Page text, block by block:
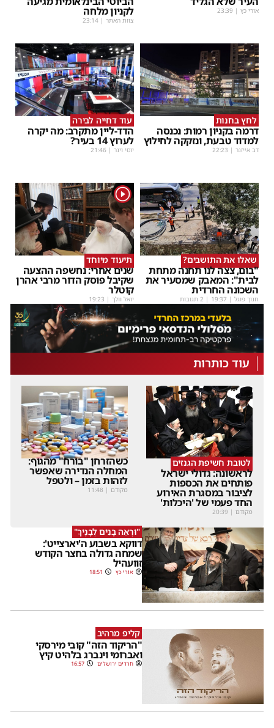
אורי כץ |
23:39 לקניון מלחה
צוות האתר |
23:14
לחץ בחנות
דרמה בקניון רמות: נכנסה
למדוד טבעת, ונזקקה לחילוץ
דב אייזנר |
22:23
עוד דחייה לבירה
הדד-ליין מתקרב: מה יקרה
לערוץ 14 בעיר?
יוסי וינר |
21:46
שאלו את התושבים?
"בום, צצה לנו תחנה מתחת
לבית": המאבק שמסעיר את
השכונה החרדית
חנוך פוגל |
19:37 | 2 תגובות
1
תיעוד מיוחד
שנים אחרי: נחשפה ההצעה
שקיבל פוסק הדור מרבי אהרן
קוטלר
יואל וולך |
19:23
עוד כותרות
לטובת חשיפת הגנזים
לראשונה: גדולי ישראל
פותחים את הכספות
לציבור במסגרת האירוע
החד פעמי של 'היכלות'
מקודם |
20:39
כשהזרחן "בורח" מהגוף:
המחלה הנדירה שאפשר
לזהות בזמן – ולטפל
מקודם |
11:48
"וּרְאֵה בָנִים לְבָנֶיךָ"
דווקא בשבוע ה'יארצייט':
שמחה גדולה בחצר הקודש
זוועהיל
אורי כץ 18:51
קליפ מרהיב
"הריקוד הזה" קובי מירסקי
ואברומי וינברג בלהיט קיץ
חרדים ירושלים 16:57